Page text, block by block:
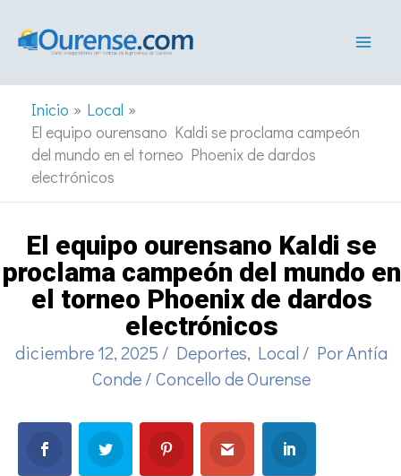
Inicio
Local
El equipo ourensano Kaldi se proclama campeón
del mundo en el torneo Phoenix de dardos
electrónicos
El equipo ourensano Kaldi se
proclama campeón del mundo en
el torneo Phoenix de dardos
electrónicos
diciembre 12, 2025 / Deportes, Local / PorAntía
Conde/Concello de Ourense